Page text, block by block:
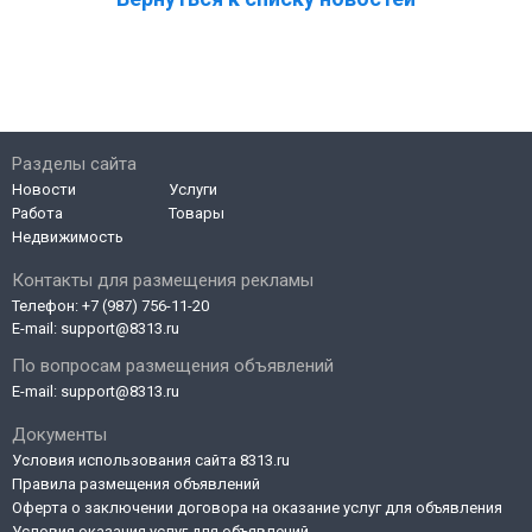
Контакты для размещения рекламы
Телефон: +7 (987) 756-11-20
E-mail: support@8313.ru
По вопросам размещения объявлений
E-mail: support@8313.ru
Документы
Условия использования сайта 8313.ru
Правила размещения объявлений
Оферта о заключении договора на оказание услуг для объявления
Разделы сайта
Новости
Работа
Недвижимость
Услуги
Товары